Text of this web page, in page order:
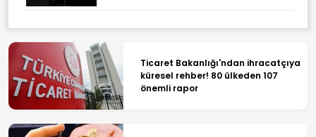
Ticaret Bakanlığı'ndan ihracatçıya
küresel rehber! 80 ülkeden 107
önemli rapor